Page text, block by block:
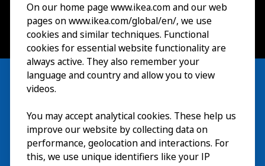
Besuch
Erkunden
On our home page www.ikea.com and our web
pages on www.ikea.com/global/en/, we use
cookies and similar techniques. Functional
cookies for essential website functionality are
always active. They also remember your
language and country and allow you to view
videos.
You may accept analytical cookies. These help us
improve our website by collecting data on
performance, geolocation and interactions. For
this, we use unique identifiers like your IP